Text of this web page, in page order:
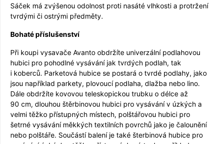
Sáček má zvýšenou odolnost proti nasáté vlhkosti a protržení
tvrdými či ostrými předměty.
Bohaté příslušenství
Při koupi vysavače Avanto obdržíte univerzální podlahovou
hubici pro pohodlné vysávání jak tvrdých podlah, tak
i koberců. Parketová hubice se postará o tvrdé podlahy, jako
jsou například parkety, plovoucí podlaha, dlažba nebo lino.
Dále obdržíte kovovou teleskopickou trubku o délce až
90 cm, dlouhou štěrbinovou hubici pro vysávání v úzkých a
velmi těžko přístupných místech, polštářovou hubici pro
šetrné vysávání měkkých textilních povrchů jako je čalounění
nebo polštáře. Součástí balení je také šterbinová hubice pro